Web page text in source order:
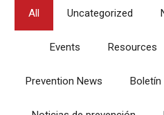
All Uncategorized
Events Resources
Prevention News Boletín